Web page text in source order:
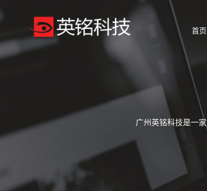
首页
广州英铭科技是一